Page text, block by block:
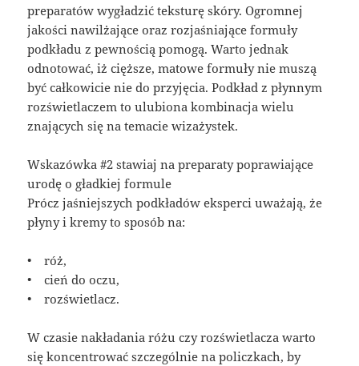
preparatów wygładzić teksturę skóry. Ogromnej
jakości nawilżające oraz rozjaśniające formuły
podkładu z pewnością pomogą. Warto jednak
odnotować, iż cięższe, matowe formuły nie muszą
być całkowicie nie do przyjęcia. Podkład z płynnym
rozświetlaczem to ulubiona kombinacja wielu
znających się na temacie wizażystek.
Wskazówka #2 stawiaj na preparaty poprawiające
urodę o gładkiej formule
Prócz jaśniejszych podkładów eksperci uważają, że
płyny i kremy to sposób na:
• róż,
• cień do oczu,
• rozświetlacz.
W czasie nakładania różu czy rozświetlacza warto
się koncentrować szczególnie na policzkach, by